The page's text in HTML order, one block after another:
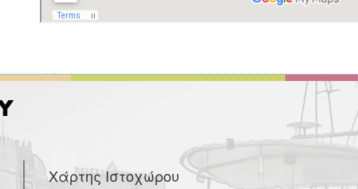
Χάρτης Ιστοχώρου